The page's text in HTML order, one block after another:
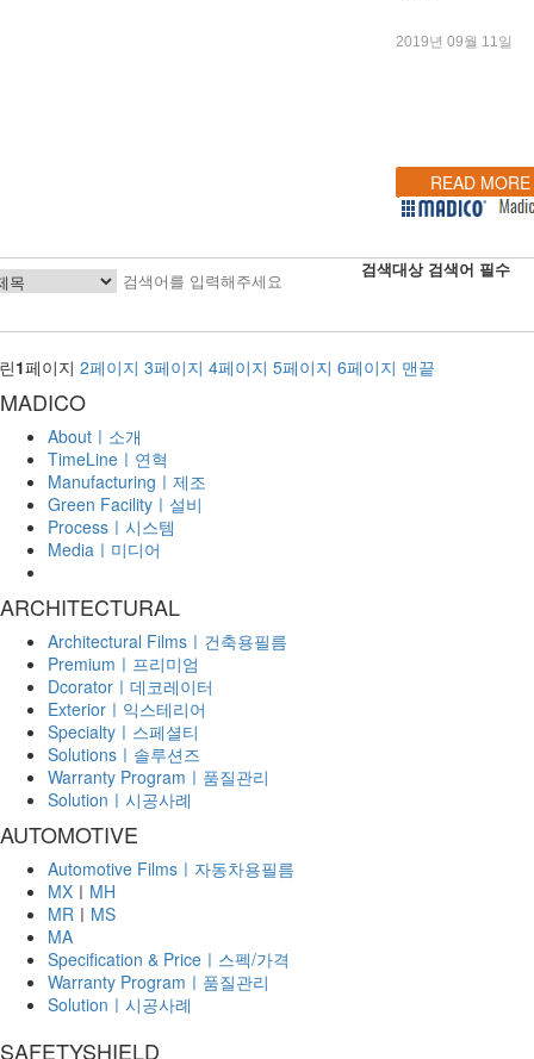
2019년 09월 11일
READ MORE
검색대상 검색어 필수
1페이지 2페이지 3페이지 4페이지 5페이지 6페이지 맨끝
MADICO
Aboutㅣ소개
TimeLineㅣ연혁
Manufacturingㅣ제조
Green Facilityㅣ설비
Processㅣ시스템
Mediaㅣ미디어
ARCHITECTURAL
Architectural Filmsㅣ건축용필름
Premiumㅣ프리미엄
Dcoratorㅣ데코레이터
Exteriorㅣ익스테리어
Specialtyㅣ스페셜티
Solutionsㅣ솔루션즈
Warranty Programㅣ품질관리
Solutionㅣ시공사례
AUTOMOTIVE
Automotive Filmsㅣ자동차용필름
MX ㅣ MH
MR ㅣ MS
MA
Specification & Priceㅣ스펙/가격
Warranty Programㅣ품질관리
Solutionㅣ시공사례
SAFETYSHIELD